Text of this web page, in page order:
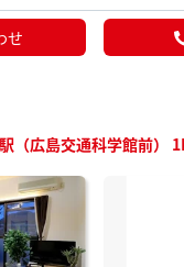
せ
（広島交通科学館前）